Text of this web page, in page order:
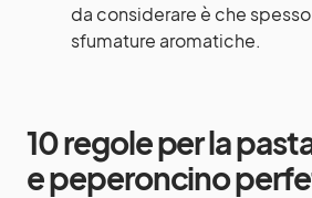
da considerare è che
sfumature aromatiche.
10 regole per la
e peperoncino